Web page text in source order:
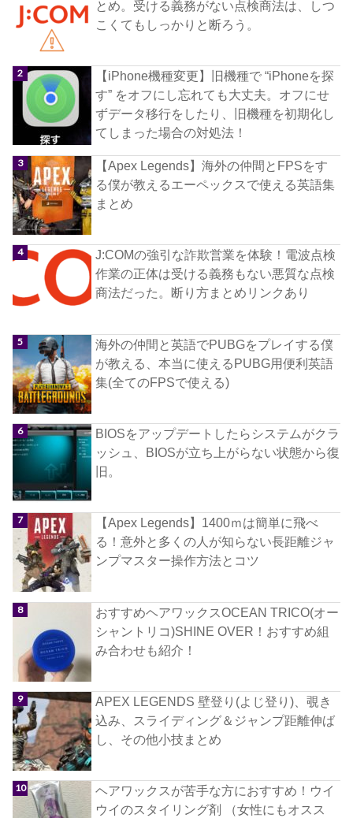
とめ。受ける義務がない点検商法は、しつ
こくてもしっかりと断ろう。
【iPhone機種変更】旧機種で “iPhoneを探
す” をオフにし忘れても大丈夫。オフにせ
ずデータ移行をしたり、旧機種を初期化し
てしまった場合の対処法！
【Apex Legends】海外の仲間とFPSをす
る僕が教えるエーペックスで使える英語集
まとめ
J:COMの強引な詐欺営業を体験！電波点検
作業の正体は受ける義務もない悪質な点検
商法だった。断り方まとめリンクあり
海外の仲間と英語でPUBGをプレイする僕
が教える、本当に使えるPUBG用便利英語
集(全てのFPSで使える)
BIOSをアップデートしたらシステムがクラ
ッシュ、BIOSが立ち上がらない状態から復
旧。
【Apex Legends】1400ｍは簡単に飛べ
る！意外と多くの人が知らない長距離ジャ
ンプマスター操作方法とコツ
おすすめヘアワックスOCEAN TRICO(オー
シャントリコ)SHINE OVER！おすすめ組
み合わせも紹介！
APEX LEGENDS 壁登り(よじ登り)、覗き
込み、スライディング＆ジャンプ距離伸ば
し、その他小技まとめ
ヘアワックスが苦手な方におすすめ！ウイ
ウイのスタイリング剤 （女性にもオスス